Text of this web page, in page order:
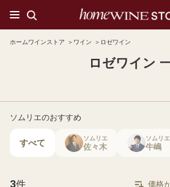
ホームワインストア ワイン ロゼワイン
ロゼワイン
ソムリエのおすすめ
すべて ソムリエ
佐々木
ソムリエ
牛嶋
3件 価格